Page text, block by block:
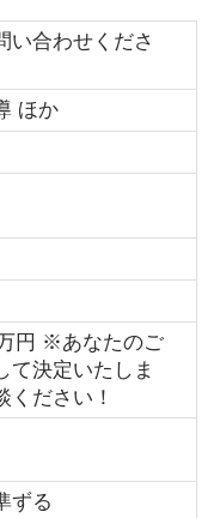
い合わせくださ
ほか
円 ※あなたのご
て決定いたしま
ください！
ずる